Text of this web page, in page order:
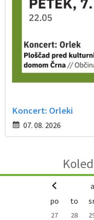
Koncert: Orleki
07. 08. 2026
po
to
27 28